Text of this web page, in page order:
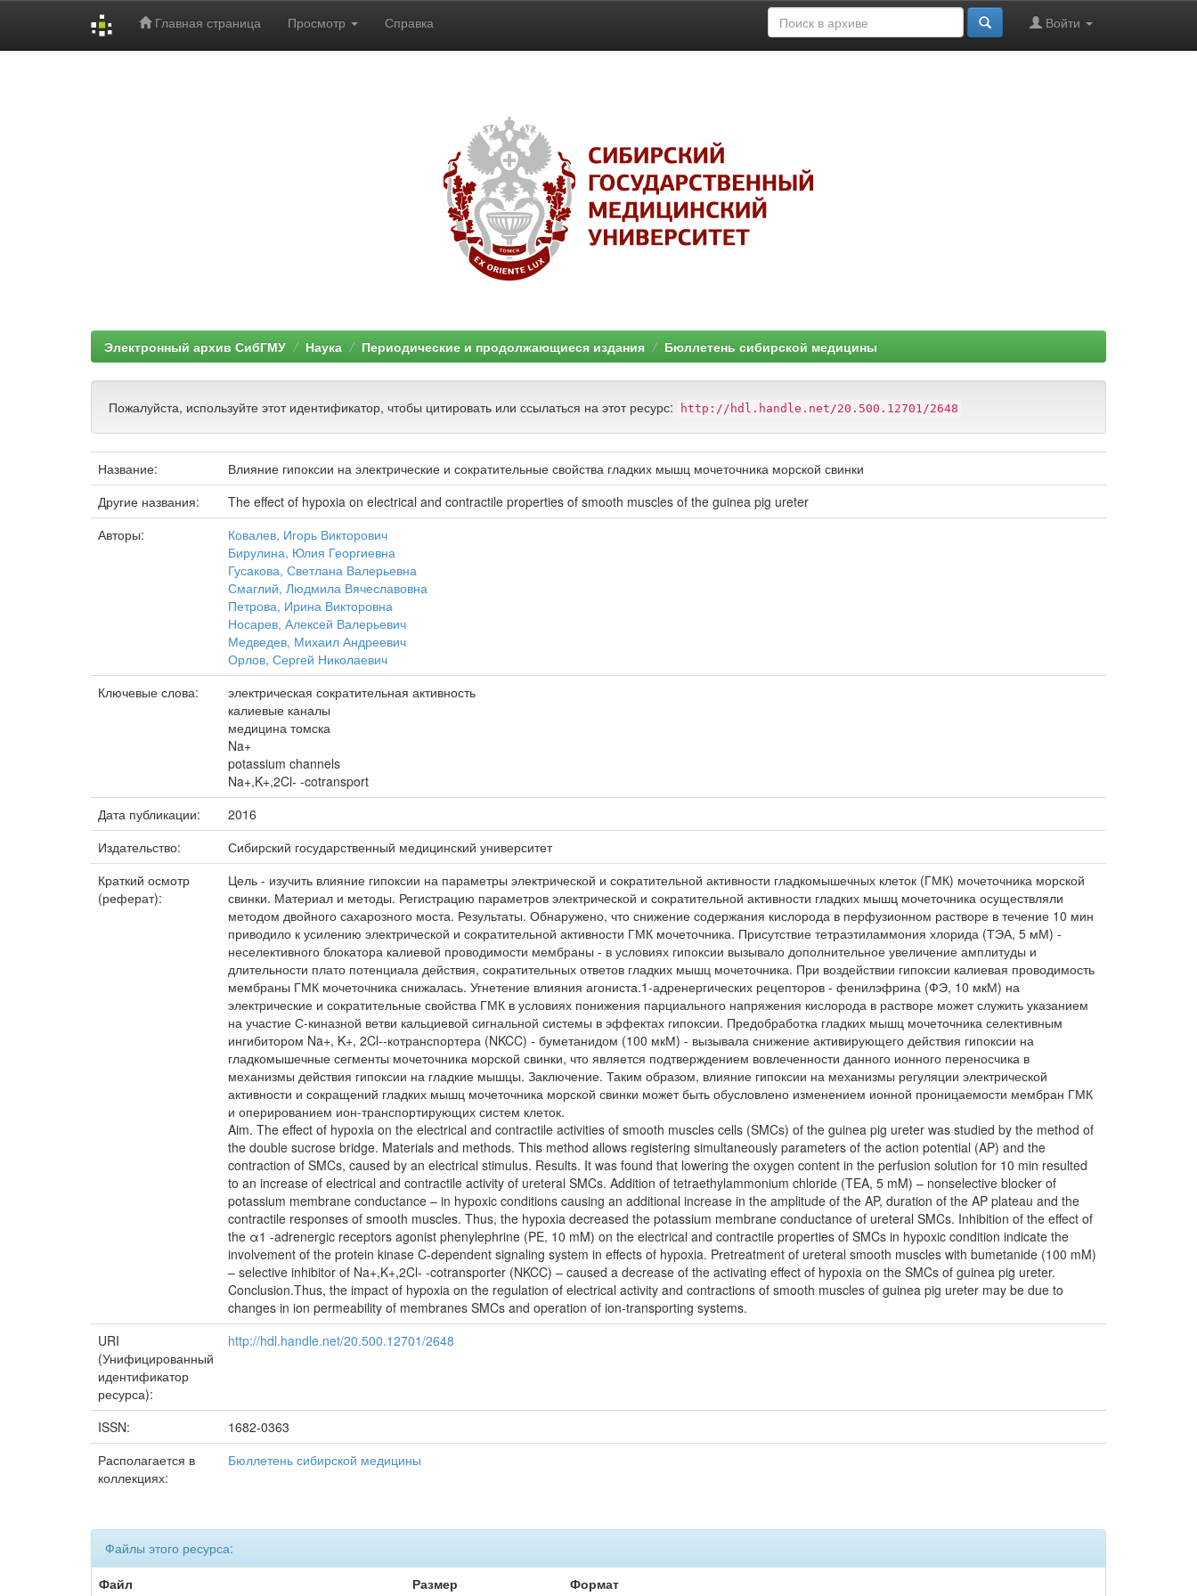
Главная страница Просмотр Справка Войти
Электронный архив СибГМУ Наука Периодические и продолжающиеся издания Бюллетень сибирской медицины
Пожалуйста, используйте этот идентификатор, чтобы цитировать или ссылаться на этот ресурс: http://hdl.handle.net/20.500.12701/2648
Название:
Влияние гипоксии на электрические и сократительные свойства гладких мышц мочеточника морской свинки
Другие названия:
The effect of hypoxia on electrical and contractile properties of smooth muscles of the guinea pig ureter
Авторы:
Ковалев, Игорь Викторович
Бирулина, Юлия Георгиевна
Гусакова, Светлана Валерьевна
Смаглий, Людмила Вячеславовна
Петрова, Ирина Викторовна
Носарев, Алексей Валерьевич
Медведев, Михаил Андреевич
Орлов, Сергей Николаевич
Ключевые слова:
электрическая сократительная активность
калиевые каналы
медицина томска
Na+
potassium channels
Na+,K+,2Cl- -cotransport
Дата публикации:
2016
Издательство:
Сибирский государственный медицинский университет
Краткий осмотр
(реферат):
Цель - изучить влияние гипоксии на параметры электрической и сократительной активности гладкомышечных клеток (ГМК) мочеточника морской
свинки. Материал и методы. Регистрацию параметров электрической и сократительной активности гладких мышц мочеточника осуществляли
методом двойного сахарозного моста. Результаты. Обнаружено, что снижение содержания кислорода в перфузионном растворе в течение 10 мин
приводило к усилению электрической и сократительной активности ГМК мочеточника. Присутствие тетраэтиламмония хлорида (ТЭА, 5 мМ) -
неселективного блокатора калиевой проводимости мембраны - в условиях гипоксии вызывало дополнительное увеличение амплитуды и
длительности плато потенциала действия, сократительных ответов гладких мышц мочеточника. При воздействии гипоксии калиевая проводимость
мембраны ГМК мочеточника снижалась. Угнетение влияния агониста.1-адренергических рецепторов - фенилэфрина (ФЭ, 10 мкМ) на
электрические и сократительные свойства ГМК в условиях понижения парциального напряжения кислорода в растворе может служить указанием
на участие С-киназной ветви кальциевой сигнальной системы в эффектах гипоксии. Предобработка гладких мышц мочеточника селективным
ингибитором Na+, K+, 2Cl--котранспортера (NKCC) - буметанидом (100 мкМ) - вызывала снижение активирующего действия гипоксии на
гладкомышечные сегменты мочеточника морской свинки, что является подтверждением вовлеченности данного ионного переносчика в
механизмы действия гипоксии на гладкие мышцы. Заключение. Таким образом, влияние гипоксии на механизмы регуляции электрической
активности и сокращений гладких мышц мочеточника морской свинки может быть обусловлено изменением ионной проницаемости мембран ГМК
и оперированием ион-транспортирующих систем клеток.
Aim. The effect of hypoxia on the electrical and contractile activities of smooth muscles cells (SMCs) of the guinea pig ureter was studied by the method of
the double sucrose bridge. Materials and methods. This method allows registering simultaneously parameters of the action potential (AP) and the
contraction of SMCs, caused by an electrical stimulus. Results. It was found that lowering the oxygen content in the perfusion solution for 10 min resulted
to an increase of electrical and contractile activity of ureteral SMCs. Addition of tetraethylammonium chloride (TEA, 5 mM) – nonselective blocker of
potassium membrane conductance – in hypoxic conditions causing an additional increase in the amplitude of the AP, duration of the AP plateau and the
contractile responses of smooth muscles. Thus, the hypoxia decreased the potassium membrane conductance of ureteral SMCs. Inhibition of the effect of
the α1 -adrenergic receptors agonist phenylephrine (PE, 10 mM) on the electrical and contractile properties of SMCs in hypoxic condition indicate the
involvement of the protein kinase C-dependent signaling system in effects of hypoxia. Pretreatment of ureteral smooth muscles with bumetanide (100 mM)
– selective inhibitor of Na+,K+,2Cl- -cotransporter (NKCC) – caused a decrease of the activating effect of hypoxia on the SMCs of guinea pig ureter.
Conclusion.Thus, the impact of hypoxia on the regulation of electrical activity and contractions of smooth muscles of guinea pig ureter may be due to
changes in ion permeability of membranes SMCs and operation of ion-transporting systems.
URI
(Унифицированный
идентификатор
ресурса):
http://hdl.handle.net/20.500.12701/2648
ISSN:
1682-0363
Располагается в
коллекциях:
Бюллетень сибирской медицины
Файлы этого ресурса:
Файл
Размер Формат